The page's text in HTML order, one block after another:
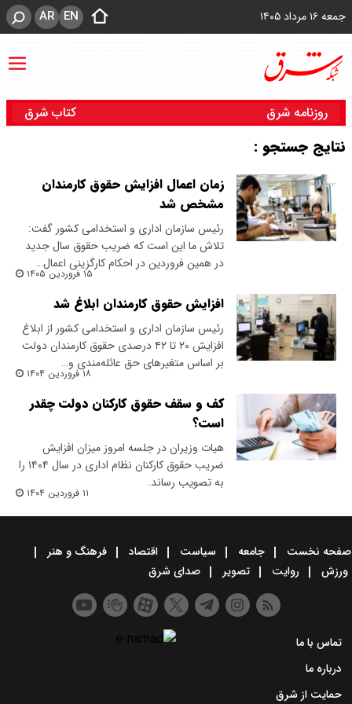
جمعه ۱۶ مرداد ۱۴۰۵ EN
AR
روزنامه شرق کتاب شرق
نتایج جستجو :
زمان اعمال افزایش حقوق کارمندان
مشخص شد
رئیس سازمان اداری و استخدامی کشور گفت:
تلاش ما این است که ضریب حقوق سال جدید
در همین فروردین در احکام کارگزینی اعمال…
۱۵ فروردین ۱۴۰۵
افزایش حقوق کارمندان ابلاغ شد
رئیس سازمان اداری و استخدامی کشور از ابلاغ
افزایش ۲۰ تا ۴۲ درصدی حقوق کارمندان دولت
بر اساس متغیرهای حق عائله‌مندی و…
۱۸ فروردین ۱۴۰۴
کف و سقف حقوق کارکنان دولت چقدر
است؟
هیات وزیران در جلسه امروز میزان افزایش
ضریب حقوق کارکنان نظام اداری در سال ۱۴۰۴ را
به تصویب رساند.
۱۱ فروردین ۱۴۰۴
صفحه نخست جامعه سیاست اقتصاد
فرهنگ و هنر
ورزش
روایت تصویر صدای شرق
تماس با ما
درباره ما
حمایت از شرق